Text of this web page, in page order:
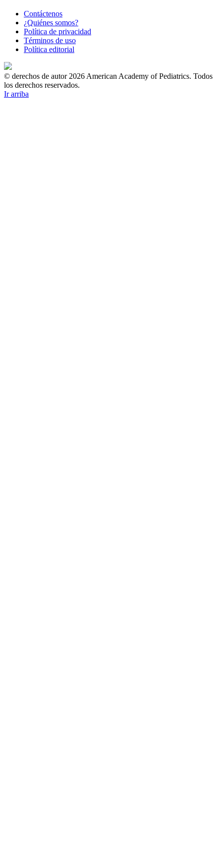
Contáctenos
¿Quiénes somos?
Política de privacidad
Términos de uso
Política editorial
© derechos de autor 2026 American Academy of Pediatrics. Todos
los derechos reservados.
Ir arriba